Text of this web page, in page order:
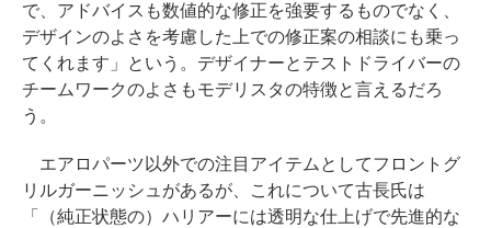
で、アドバイスも数値的な修正を強要するものでなく、
デザインのよさを考慮した上での修正案の相談にも乗っ
てくれます」という。デザイナーとテストドライバーの
チームワークのよさもモデリスタの特徴と言えるだろ
う。
エアロパーツ以外での注目アイテムとしてフロントグ
リルガーニッシュがあるが、これについて古長氏は
「（純正状態の）ハリアーには透明な仕上げで先進的な